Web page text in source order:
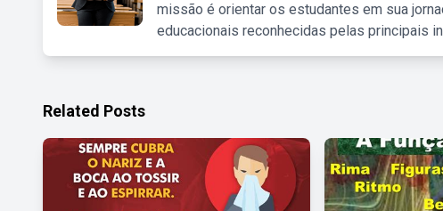
missão é orientar os estudantes em sua
educacionais reconhecidas pelas principais
Related Posts